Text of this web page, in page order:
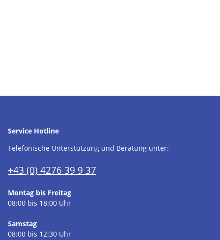
Service Hotline
Telefonische Unterstützung und Beratung unter:
+43 (0) 4276 39 9 37
Montag bis Freitag
08:00 bis 18:00 Uhr
Samstag
08:00 bis 12:30 Uhr